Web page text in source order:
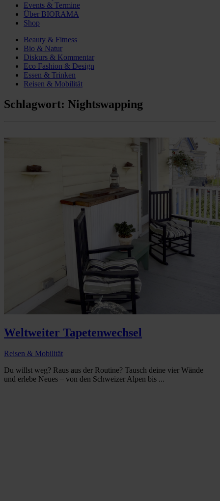
Events & Termine
Über BIORAMA
Shop
Beauty & Fitness
Bio & Natur
Diskurs & Kommentar
Eco Fashion & Design
Essen & Trinken
Reisen & Mobilität
Schlagwort: Nightswapping
Weltweiter Tapetenwechsel
Reisen & Mobilität
Du willst weg? Raus aus der Routine? Tausch deine vier Wände
und erlebe Neues – von den Schweizer Alpen bis ...